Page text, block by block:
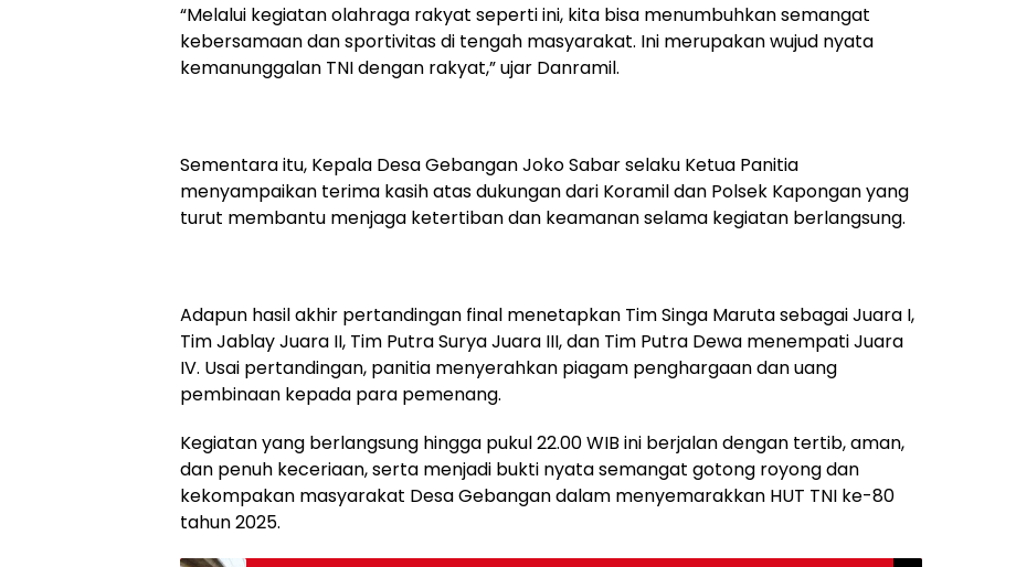
“Melalui kegiatan olahraga rakyat seperti ini, kita bisa menumbuhkan semangat
kebersamaan dan sportivitas di tengah masyarakat. Ini merupakan wujud nyata
kemanunggalan TNI dengan rakyat,” ujar Danramil.
Sementara itu, Kepala Desa Gebangan Joko Sabar selaku Ketua Panitia
menyampaikan terima kasih atas dukungan dari Koramil dan Polsek Kapongan yang
turut membantu menjaga ketertiban dan keamanan selama kegiatan berlangsung.
Adapun hasil akhir pertandingan final menetapkan Tim Singa Maruta sebagai Juara I,
Tim Jablay Juara II, Tim Putra Surya Juara III, dan Tim Putra Dewa menempati Juara
IV. Usai pertandingan, panitia menyerahkan piagam penghargaan dan uang
pembinaan kepada para pemenang.
Kegiatan yang berlangsung hingga pukul 22.00 WIB ini berjalan dengan tertib, aman,
dan penuh keceriaan, serta menjadi bukti nyata semangat gotong royong dan
kekompakan masyarakat Desa Gebangan dalam menyemarakkan HUT TNI ke-80
tahun 2025.